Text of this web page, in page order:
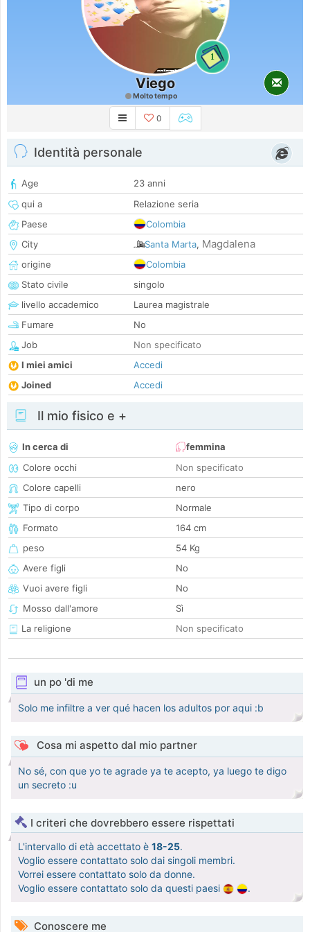
1
Viego
Molto tempo
0
Identità personale
Age
23 anni
qui a
Relazione seria
Paese
Colombia
City
Santa Marta, Magdalena
origine
Colombia
Stato civile
singolo
livello accademico
Laurea magistrale
Fumare
No
Job
Non specificato
I miei amici
Accedi
Joined
Accedi
Il mio fisico e +
In cerca di
femmina
Colore occhi
Non specificato
Colore capelli
nero
Tipo di corpo
Normale
Formato
164 cm
peso
54 Kg
Avere figli
No
Vuoi avere figli
No
Mosso dall'amore
Sì
La religione
Non specificato
un po 'di me
Solo me infiltre a ver qué hacen los adultos por aqui :b
Cosa mi aspetto dal mio partner
No sé, con que yo te agrade ya te acepto, ya luego te digo
un secreto :u
I criteri che dovrebbero essere rispettati
L'intervallo di età accettato è 18-25.
Voglio essere contattato solo dai singoli membri.
Vorrei essere contattato solo da donne.
Voglio essere contattato solo da questi paesi
.
Conoscere me